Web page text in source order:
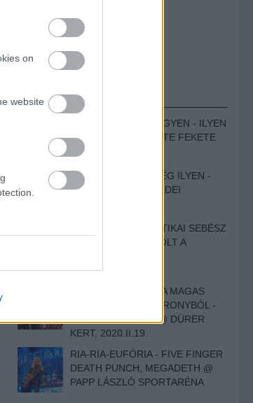
on
website
BESZÁMOLÓK
ZENÉS TÁBOR A HEGYEN - ILYEN
VOLT A VÍRUS SZÜLTE FEKETE
ZAJ FESZTIVÁL
SOHA NEM VOLT MÉG ILYEN -
BESZÁMOLÓNK AZ IDEI
EGY HALLÁSPLASZTIKAI SEBÉSZ
NAPLÓJA - ILYEN VOLT A
DOKUMENTUMFILM
MÉLY FÉRFIBÁNAT A MAGAS
ELEFÁNTCSONTTORONYBÓL -
LEPROUS, KLONE @ DÜRER
KERT, 2020.II.19.
RIA-RIA-EUFÓRIA - FIVE FINGER
DEATH PUNCH, MEGADETH @
PAPP LÁSZLÓ SPORTARÉNA